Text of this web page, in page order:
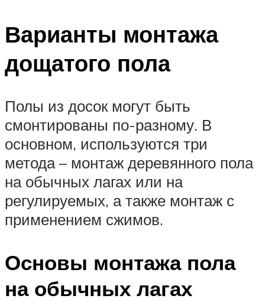
Варианты монтажа
дощатого пола
Полы из досок могут быть
смонтированы по-разному. В
основном, используются три
метода – монтаж деревянного пола
на обычных лагах или на
регулируемых, а также монтаж с
применением сжимов.
Основы монтажа пола
на обычных лагах